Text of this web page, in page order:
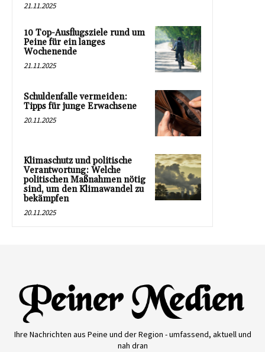
21.11.2025
10 Top-Ausflugsziele rund um
Peine für ein langes
Wochenende
21.11.2025
Schuldenfalle vermeiden:
Tipps für junge Erwachsene
20.11.2025
Klimaschutz und politische
Verantwortung: Welche
politischen Maßnahmen nötig
sind, um den Klimawandel zu
bekämpfen
20.11.2025
Ihre Nachrichten aus Peine und der Region - umfassend, aktuell und
nah dran